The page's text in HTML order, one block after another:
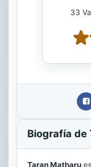
33
Biografía de
Taran Matharu